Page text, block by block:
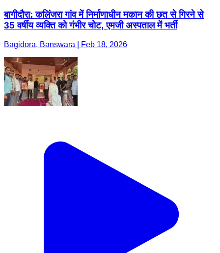
बागीदौरा: कलिंजरा गांव में निर्माणाधीन मकान की छत से गिरने से
35 वर्षीय व्यक्ति को गंभीर चोट, एमजी अस्पताल में भर्ती
Bagidora, Banswara | Feb 18, 2026